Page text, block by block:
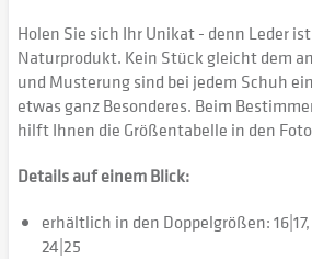
Holen Sie sich Ihr Unikat - denn Leder
Naturprodukt. Kein Stück gleicht dem
und Musterung sind bei jedem Schuh
etwas ganz Besonderes. Beim
hilft Ihnen die Größentabelle in den
Details auf einem Blick:
erhältlich in den Doppelgrößen: 16|17,
24|25